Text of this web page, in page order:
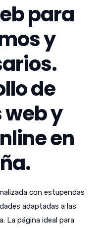
para
y
de
y
en
con estupendas
adaptadas a las
La página ideal para